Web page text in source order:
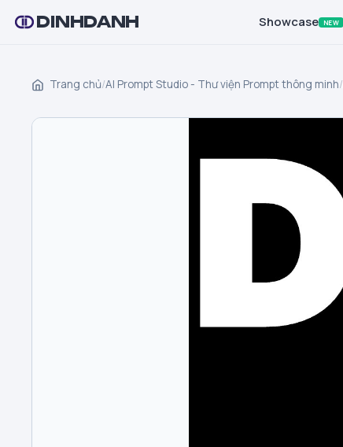
DINHDANH Showcase NEW
Trang chủ/AI Prompt Studio - Thư viện Prompt thông minh/